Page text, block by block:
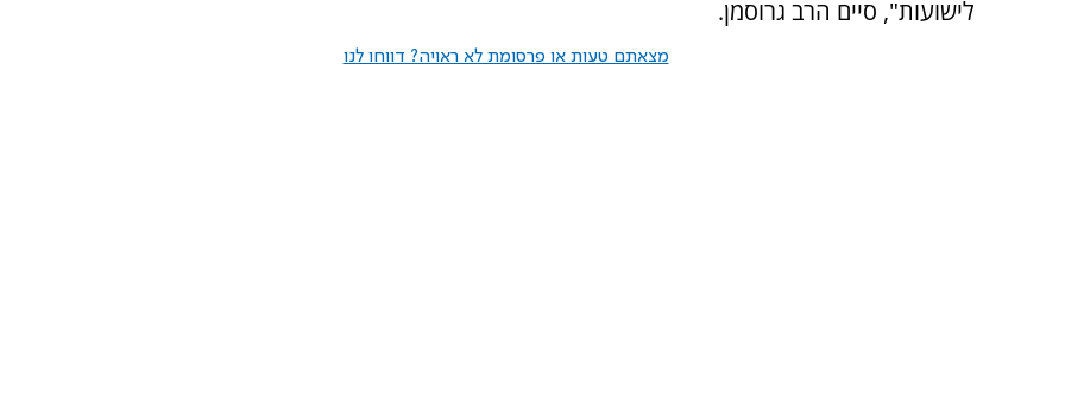
לישועות", סיים הרב גרוסמן.
מצאתם טעות או פרסומת לא ראויה? דווחו לנו